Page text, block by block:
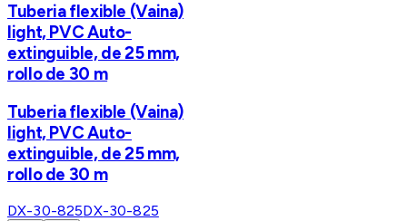
Tuberia flexible (Vaina)
light, PVC Auto-
extinguible, de 25 mm,
rollo de 30 m
Tuberia flexible (Vaina)
light, PVC Auto-
extinguible, de 25 mm,
rollo de 30 m
DX-30-825DX-30-825